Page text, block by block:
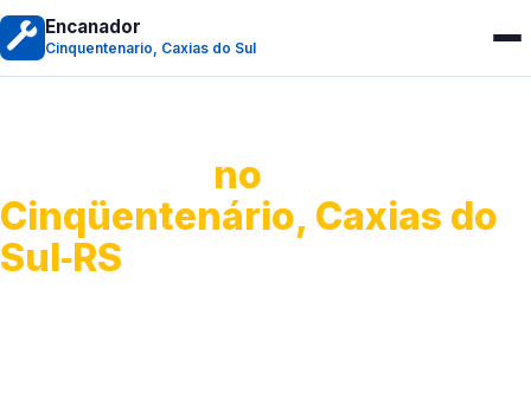
Encanador
Cinquentenario, Caxias do Sul
no
Cinqüentenário, Caxias do
Sul‑RS